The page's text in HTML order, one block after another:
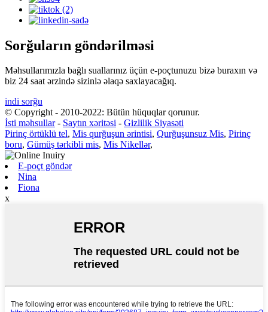
Sorğuların göndərilməsi
Məhsullarımızla bağlı suallarınız üçün e-poçtunuzu bizə buraxın və
biz 24 saat ərzində sizinlə əlaqə saxlayacağıq.
indi sorğu
© Copyright - 2010-2022: Bütün hüquqlar qorunur.
İsti məhsullar- Saytın xəritəsi - Gizlilik Siyasəti
Pirinç örtüklü tel, Mis qurğuşun ərintisi, Qurğuşunsuz Mis, Pirinç
boru, Gümüş tərkibli mis, Mis Nikellər,
E-poçt göndər
Nina
Fiona
x